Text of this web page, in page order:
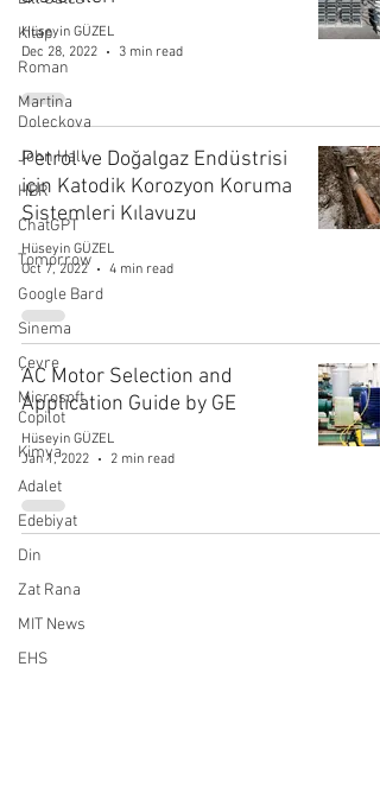
Kitap
Roman
Martina
Doleckova
John Hall
HBR
ChatGPT
Tomorrow
Google Bard
Sinema
Çevre
Microsoft
Copilot
Kimya
Adalet
Edebiyat
Din
Zat Rana
MIT News
EHS
Hüseyin GÜZEL
Dec 28, 2022
3 min read
Petrol ve Doğalgaz Endüstrisi
için Katodik Korozyon Koruma
Sistemleri Kılavuzu
Hüseyin GÜZEL
Oct 7, 2022
4 min read
AC Motor Selection and
Application Guide by GE
Hüseyin GÜZEL
Jan 1, 2022
2 min read